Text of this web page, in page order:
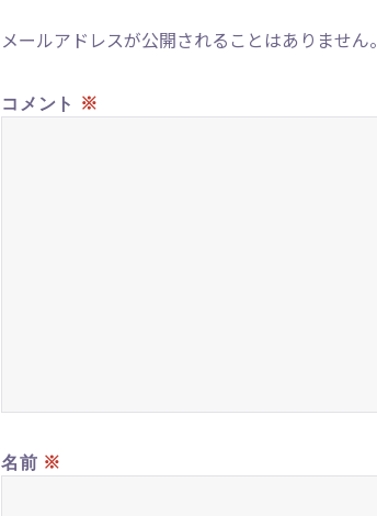
メールアドレスが公開されることはありません。
コメント ※
名前 ※